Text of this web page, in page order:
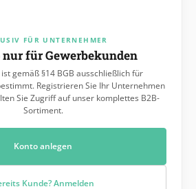
FÜR UNTERNEHMER
nur für Gewerbekunden
gemäß §14 BGB ausschließlich für
Registrieren Sie Ihr Unternehmen
Sie Zugriff auf unser komplettes B2B-
Sortiment.
Konto anlegen
Kunde? Anmelden